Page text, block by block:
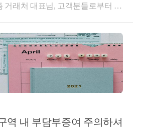
3주택 12%)☞ 다주택자 양도세 중
과세 적용 시 2년 이상 거주 요건
획서 및 부속서류 제출 필수수도권
택담보대출 한도가 축소됩니다.☞
억 원, 주택가액 * 40%)☞ 15억
☞ 25억 원 초과 : 2억 원수도권 및
의 경우 스트레스 금리가 1.5% 에
됩니다.☞ 고객의 DSR(총부채원
산출 시 적용되는 스트레스 금리
은 소득이어도 대출 한도가 줄어듭
거래처 대표님, 고객분들로부터 질
민이 AI로 세무조사를 받는다?"국
터", "가족 간 계좌이체 증여세 조
응 방법", "AI로 세무조사 자동화
블로그에서 이런 제목 보셨을 겁
만 송금해도 조사받는다", "AI가
간 감시한다"는 식의 자극적인 이
습니다.과연 사실일까요?결론부터
사 도입은 맞지만 우리가 걱정하
역 내 부담부증여 주의하셔